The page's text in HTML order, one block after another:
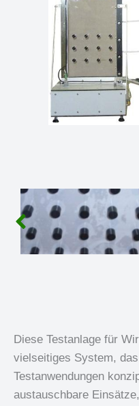
Diese Testanlage für
vielseitiges System,
Testanwendungen
austauschbare